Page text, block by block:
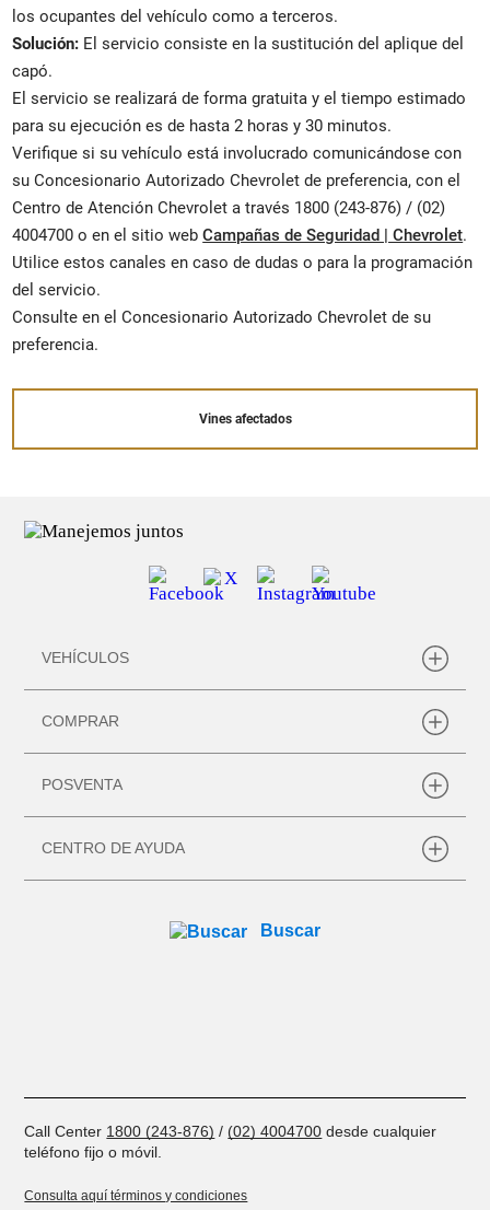
los ocupantes del vehículo como a terceros.
Solución: El servicio consiste en la sustitución del aplique del
capó.
El servicio se realizará de forma gratuita y el tiempo estimado
para su ejecución es de hasta 2 horas y 30 minutos.
Verifique si su vehículo está involucrado comunicándose con
su Concesionario Autorizado Chevrolet de preferencia, con el
Centro de Atención Chevrolet a través 1800 (243-876) / (02)
4004700 o en el sitio webCampañas de Seguridad | Chevrolet.
Utilice estos canales en caso de dudas o para la programación
del servicio.
Consulte en el Concesionario Autorizado Chevrolet de su
preferencia.
Vines afectados